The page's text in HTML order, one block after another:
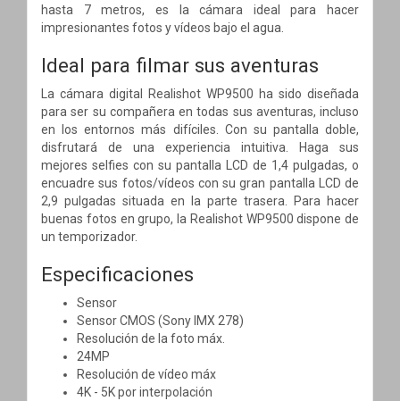
hasta 7 metros, es la cámara ideal para hacer
impresionantes fotos y vídeos bajo el agua.
Ideal para filmar sus aventuras
La cámara digital Realishot WP9500 ha sido diseñada
para ser su compañera en todas sus aventuras, incluso
en los entornos más difíciles. Con su pantalla doble,
disfrutará de una experiencia intuitiva. Haga sus
mejores selfies con su pantalla LCD de 1,4 pulgadas, o
encuadre sus fotos/vídeos con su gran pantalla LCD de
2,9 pulgadas situada en la parte trasera. Para hacer
buenas fotos en grupo, la Realishot WP9500 dispone de
un temporizador.
Especificaciones
Sensor
Sensor CMOS (Sony IMX 278)
Resolución de la foto máx.
24MP
Resolución de vídeo máx
4K - 5K por interpolación